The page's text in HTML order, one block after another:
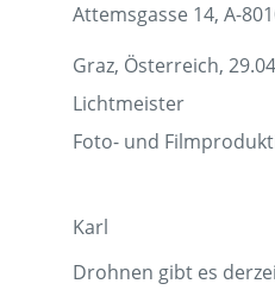
Attemsgasse 14, A-
Graz, Österreich,
Lichtmeister
Foto- und
Karl
Drohnen gibt es